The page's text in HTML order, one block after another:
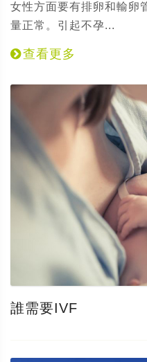
女性方面要有排卵和輸卵
量正常。引起不孕...
查看更多
誰需要IVF